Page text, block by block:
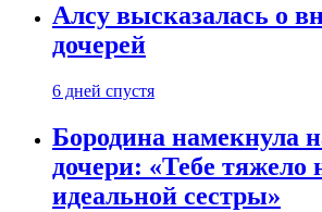
Алсу высказалась о
дочерей
6 дней спустя
Бородина намекнула
дочери: «Тебе тяжело
идеальной сестры»